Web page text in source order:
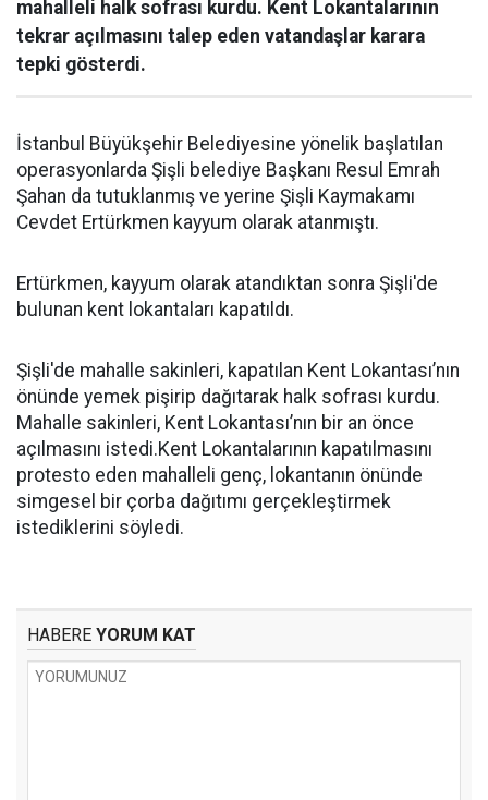
mahalleli halk sofrası kurdu. Kent Lokantalarının
tekrar açılmasını talep eden vatandaşlar karara
tepki gösterdi.
İstanbul Büyükşehir Belediyesine yönelik başlatılan
operasyonlarda Şişli belediye Başkanı Resul Emrah
Şahan da tutuklanmış ve yerine Şişli Kaymakamı
Cevdet Ertürkmen kayyum olarak atanmıştı.
Ertürkmen, kayyum olarak atandıktan sonra Şişli'de
bulunan kent lokantaları kapatıldı.
Şişli'de mahalle sakinleri, kapatılan Kent Lokantası’nın
önünde yemek pişirip dağıtarak halk sofrası kurdu.
Mahalle sakinleri, Kent Lokantası’nın bir an önce
açılmasını istedi.Kent Lokantalarının kapatılmasını
protesto eden mahalleli genç, lokantanın önünde
simgesel bir çorba dağıtımı gerçekleştirmek
istediklerini söyledi.
HABERE YORUM KAT